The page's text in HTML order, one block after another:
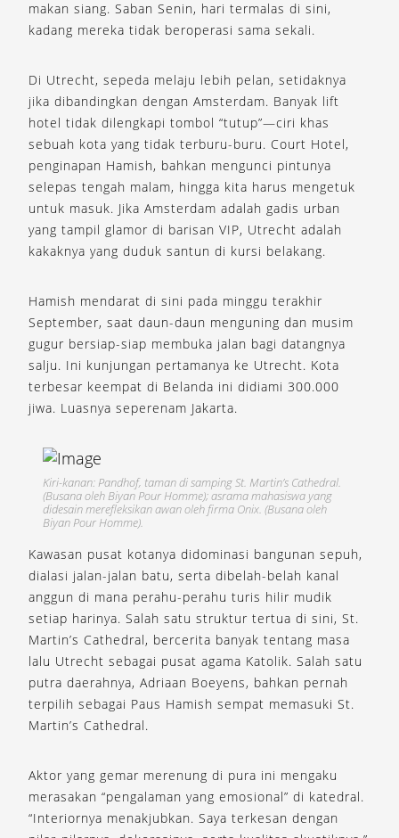
makan siang. Saban Senin, hari termalas di sini,
kadang mereka tidak beroperasi sama sekali.
Di Utrecht, sepeda melaju lebih pelan, setidaknya
jika dibandingkan dengan Amsterdam. Banyak lift
hotel tidak dilengkapi tombol “tutup”—ciri khas
sebuah kota yang tidak terburu-buru. Court Hotel,
penginapan Hamish, bahkan mengunci pintunya
selepas tengah malam, hingga kita harus mengetuk
untuk masuk. Jika Amsterdam adalah gadis urban
yang tampil glamor di barisan VIP, Utrecht adalah
kakaknya yang duduk santun di kursi belakang.
Hamish mendarat di sini pada minggu terakhir
September, saat daun-daun menguning dan musim
gugur bersiap-siap membuka jalan bagi datangnya
salju. Ini kunjungan pertamanya ke Utrecht. Kota
terbesar keempat di Belanda ini didiami 300.000
jiwa. Luasnya seperenam Jakarta.
Kiri-kanan: Pandhof, taman di samping St. Martin’s Cathedral.
(Busana oleh Biyan Pour Homme); asrama mahasiswa yang
didesain merefleksikan awan oleh firma Onix. (Busana oleh
Biyan Pour Homme).
Kawasan pusat kotanya didominasi bangunan sepuh,
dialasi jalan-jalan batu, serta dibelah-belah kanal
anggun di mana perahu-perahu turis hilir mudik
setiap harinya. Salah satu struktur tertua di sini, St.
Martin’s Cathedral, bercerita banyak tentang masa
lalu Utrecht sebagai pusat agama Katolik. Salah satu
putra daerahnya, Adriaan Boeyens, bahkan pernah
terpilih sebagai Paus Hamish sempat memasuki St.
Martin’s Cathedral.
Aktor yang gemar merenung di pura ini mengaku
merasakan “pengalaman yang emosional” di katedral.
“Interiornya menakjubkan. Saya terkesan dengan